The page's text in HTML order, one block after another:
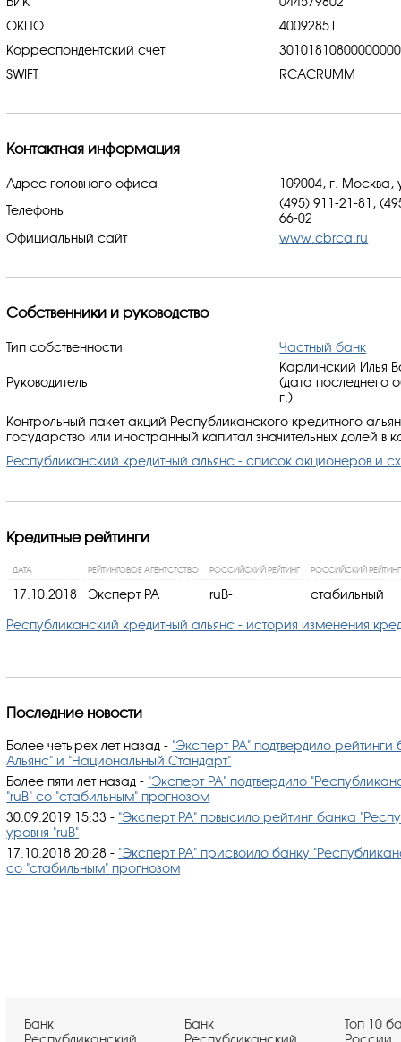
ОКПО
40092851
Корреспондентский счет
SWIFT
RCACRUMM
Контактная информация
Адрес головного офиса
109004, г. Москва,
Телефоны
(495) 911-21-81,
66-02
Официальный сайт
www.cbrca.ru
Собственники и руководство
Тип собственности Частный банк
Руководитель
Карлинский Илья
(дата последнего
г.)
Контрольный пакет акций Республиканского кредитного
государство или иностранный капитал значительных долей в
Республиканский кредитный альянс - список акционеров и
Кредитные рейтинги
ДАТА РЕЙТИНГОВОЕ АГЕНТСТСТВО РОССИЙСКИЙ РЕЙТИНГ РОССИЙСКИЙ
17.10.2018 Эксперт РА ruB-
стабильный
Республиканский кредитный альянс - история изменения
Последние новости
Более четырех лет назад- "Эксперт РА" подтвердило
Альянс" и "Национальный Стандарт"
Более пяти лет назад- "Эксперт РА" подтвердило
"ruB" со "стабильным" прогнозом
30.09.2019 15:33- "Эксперт РА" повысило рейтинг банка
уровня "ruB"
17.10.2018 20:28- "Эксперт РА" присвоило банку
со "стабильным" прогнозом
Банк
Республиканский
Банк
Республиканский
Топ 10
России